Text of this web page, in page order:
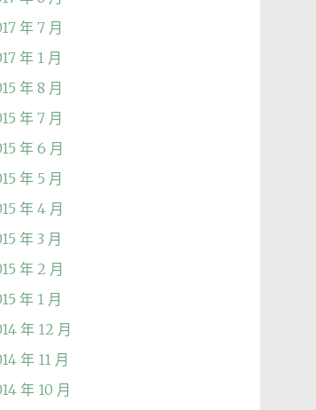
年 7 月
年 1 月
年 8 月
年 7 月
年 6 月
年 5 月
年 4 月
年 3 月
年 2 月
年 1 月
年 12 月
年 11 月
年 10 月